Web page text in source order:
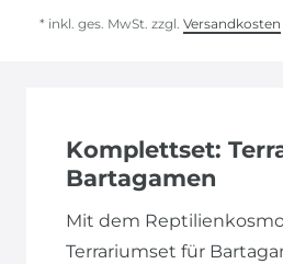
* inkl. ges. MwSt. zzgl. Versandkosten
Komplettset:
Bartagamen
Mit dem
Terrariumset für